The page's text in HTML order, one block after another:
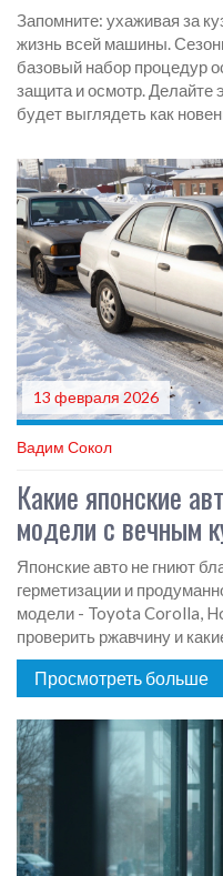
Запомните: ухаживая за
жизнь всей машины.
базовый набор процедур
защита и осмотр. Делайте
будет выглядеть как
13 февраля 2026
Вадим Сокол
Какие японские
модели с вечным
Японские авто не гниют
герметизации и
модели - Toyota Corolla,
проверить ржавчину и
Просмотреть больше